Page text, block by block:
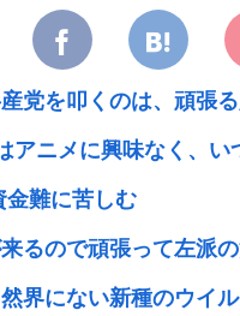
党を叩くのは、頑張
アニメに興味なく、い
金難に苦しむ
るので頑張って左派
界にない新種のウイ